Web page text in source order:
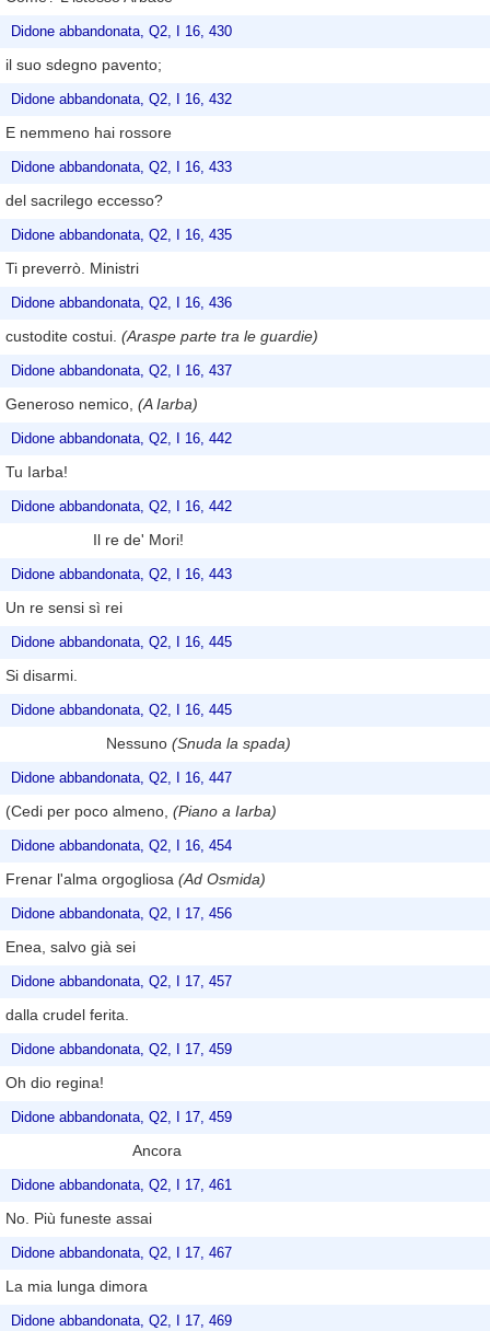
Didone abbandonata, Q2, I 16, 430
il suo sdegno pavento;
Didone abbandonata, Q2, I 16, 432
E nemmeno hai rossore
Didone abbandonata, Q2, I 16, 433
del sacrilego eccesso?
Didone abbandonata, Q2, I 16, 435
Ti preverrò. Ministri
Didone abbandonata, Q2, I 16, 436
custodite costui. (Araspe parte tra le guardie)
Didone abbandonata, Q2, I 16, 437
Generoso nemico, (A Iarba)
Didone abbandonata, Q2, I 16, 442
Tu Iarba!
Didone abbandonata, Q2, I 16, 442
Il re de' Mori!
Didone abbandonata, Q2, I 16, 443
Un re sensi sì rei
Didone abbandonata, Q2, I 16, 445
Si disarmi.
Didone abbandonata, Q2, I 16, 445
Nessuno (Snuda la spada)
Didone abbandonata, Q2, I 16, 447
(Cedi per poco almeno, (Piano a Iarba)
Didone abbandonata, Q2, I 16, 454
Frenar l'alma orgogliosa (Ad Osmida)
Didone abbandonata, Q2, I 17, 456
Enea, salvo già sei
Didone abbandonata, Q2, I 17, 457
dalla crudel ferita.
Didone abbandonata, Q2, I 17, 459
Oh dio regina!
Didone abbandonata, Q2, I 17, 459
Ancora
Didone abbandonata, Q2, I 17, 461
No. Più funeste assai
Didone abbandonata, Q2, I 17, 467
La mia lunga dimora
Didone abbandonata, Q2, I 17, 469